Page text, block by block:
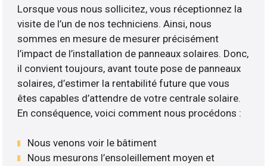
Lorsque vous nous sollicitez, vous réceptionnez la
visite de l’un de nos techniciens. Ainsi, nous
sommes en mesure de mesurer précisément
l’impact de l’installation de panneaux solaires. Donc,
il convient toujours, avant toute pose de panneaux
solaires, d’estimer la rentabilité future que vous
êtes capables d’attendre de votre centrale solaire.
En conséquence, voici comment nous procédons :
Nous venons voir le bâtiment
Nous mesurons l’ensoleillement moyen et